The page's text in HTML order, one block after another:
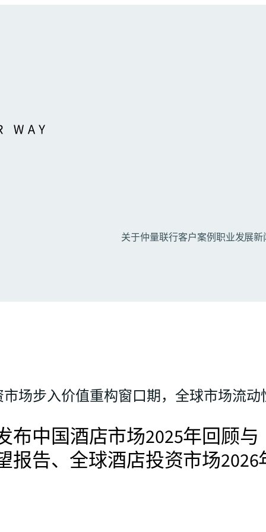
关于仲量联行客户案例职业发展新
场步入价值重构窗口期，全球市场流动
布中国酒店市场2025年回顾与
报告、全球酒店投资市场2026